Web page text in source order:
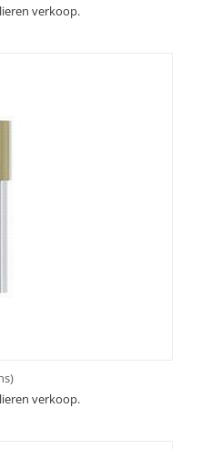
verkoop.
verkoop.